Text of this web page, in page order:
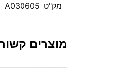
מק"ט: A030605
מוצרים